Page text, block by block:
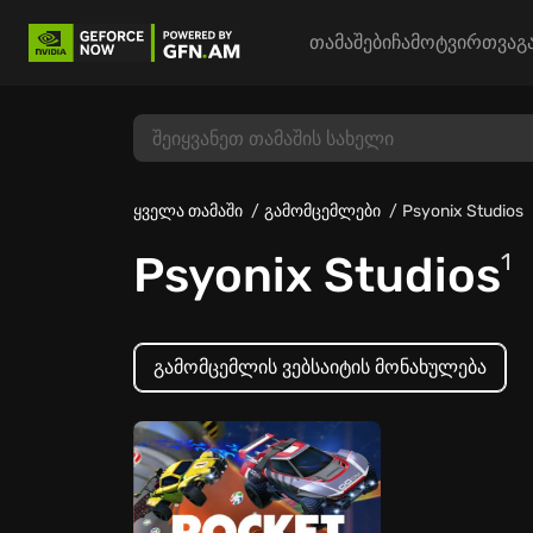
თამაშებიჩამოტვირთვა
ყველა თამაში გამომცემლები Psyonix Studios
Psyonix Studios1
გამომცემლის ვებსაიტის მონახულება